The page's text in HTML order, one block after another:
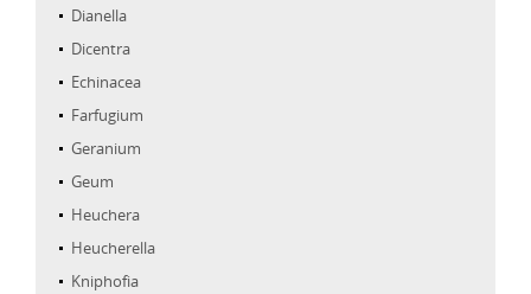
Dianella
Dicentra
Echinacea
Farfugium
Geranium
Geum
Heuchera
Heucherella
Kniphofia